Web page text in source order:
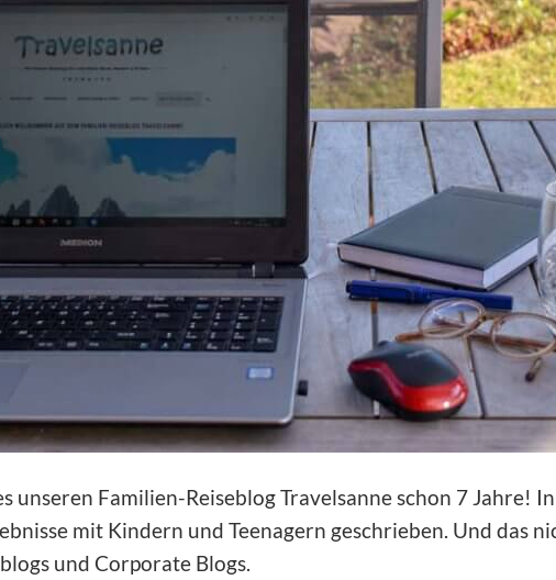
unseren Familien-Reiseblog Travelsanne schon 7 Jahre!
mit Kindern und Teenagern geschrieben. Und das
und Corporate Blogs.